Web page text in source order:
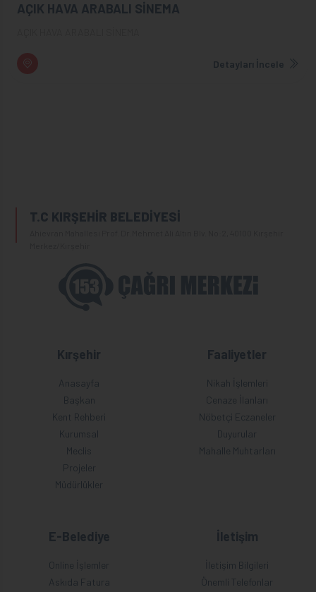
AÇIK HAVA ARABALI SİNEMA
Detayları İncele
T.C KIRŞEHİR BELEDİYESİ
Kırşehir
Anasayfa
Başkan
Kent Rehberi
Kurumsal
Meclis
Projeler
Müdürlükler
Faaliyetler
Nikah İşlemleri
Cenaze İlanları
Nöbetçi Eczaneler
Duyurular
Mahalle Muhtarları
E-Belediye
Online İşlemler
Askıda Fatura
İletişim
İletişim Bilgileri
Önemli Telefonlar